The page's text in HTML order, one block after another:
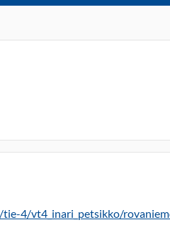
4/vt4_inari_petsikko/